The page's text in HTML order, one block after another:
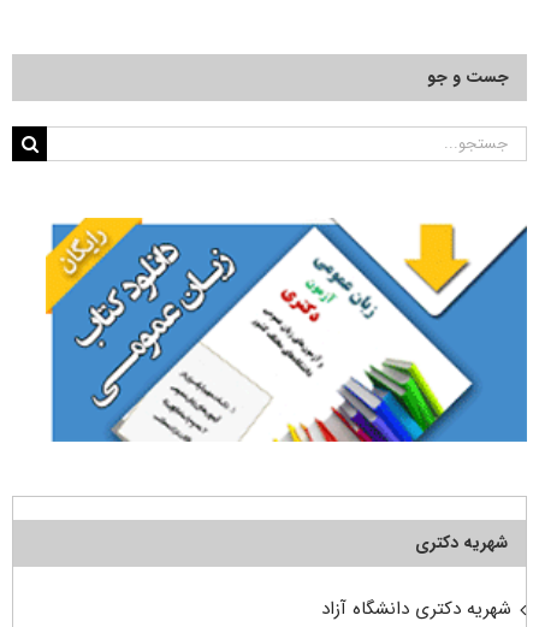
جست و جو
جستجو
شهریه دکتری
شهریه دکتری دانشگاه آزاد